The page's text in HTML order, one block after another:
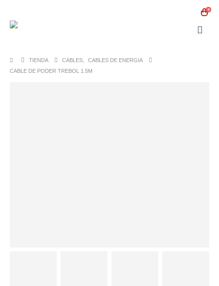
0
TIENDA CABLES
CABLES DE ENERGIA
CABLE DE PODER TREBOL 1.5M